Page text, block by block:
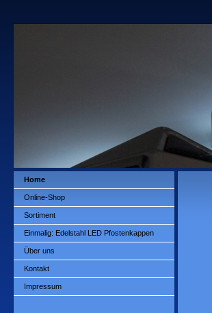
Home
Online-Shop
Sortiment
Einmalig: Edelstahl LED Pfostenkappen
Über uns
Kontakt
Impressum